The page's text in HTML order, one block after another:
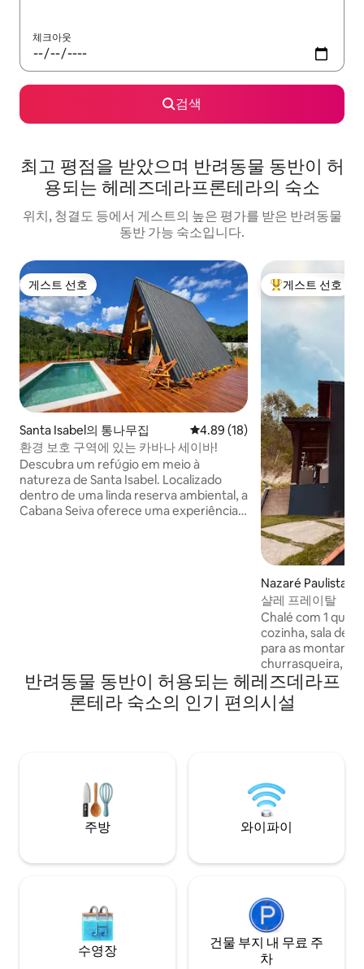
체크아웃
검색
최고 평점을 받았으며 반려동물 동반이 허
용되는 헤레즈데라프론테라의 숙소
위치, 청결도 등에서 게스트의 높은 평가를 받은 반려동물
동반 가능 숙소입니다.
게스트 선호
게스트 선호
Santa Isabel의 통나무집 평점 4.89점(5점 만점), 후기 18
4.89 (18)
환경 보호 구역에 있는 카바나 세이바!
Descubra um refúgio em meio à
natureza de Santa Isabel. Localizado
dentro de uma linda reserva ambiental, a
Cabana Seiva oferece uma experiência
상위 게스트 선호
게스트 선호
Nazaré Paulista의
샬레 프레이탈
Chalé com 1
cozinha, sala de
para as
churrasqueira,
cantinho do café,
garagem para 1
para até 30
deste refúgio
반려동물 동반이 허용되는 헤레즈데라프
론테라 숙소의 인기 편의시설
주방 와이파이
수영장
건물 부지 내 무료 주
차